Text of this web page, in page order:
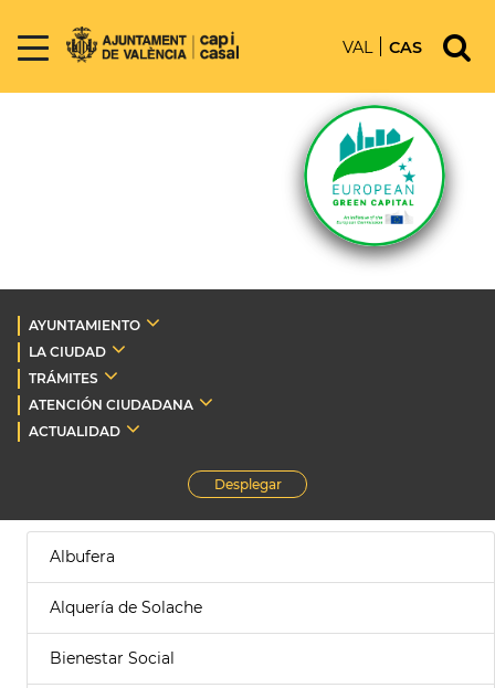
VAL CAS
AYUNTAMIENTO
LA CIUDAD
TRÁMITES
ATENCIÓN CIUDADANA
ACTUALIDAD
Desplegar
Albufera
Alquería de Solache
Bienestar Social